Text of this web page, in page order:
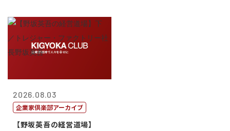
2026.08.03
企業家倶楽部アーカイブ
【野坂英吾の経営道場】